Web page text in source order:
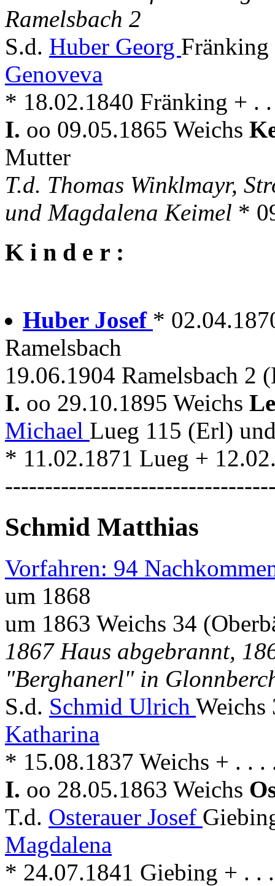
Ramelsbach 2
S.d. Huber Georg
Genoveva
* 18.02.1840 Fränking + .
I. oo 09.05.1865 Weichs
Mutter
T.d. Thomas Winklmayr,
und Magdalena Keimel *
K i n d e r :
Huber Josef *
Ramelsbach
19.06.1904 Ramelsbach 2
I. oo 29.10.1895 Weichs
Michael Lueg 115 (Erl)
* 11.02.1871 Lueg +
Schmid Matthias
Vorfahren: 94
um 1868
um 1863 Weichs 34
1867 Haus abgebrannt,
"Berghanerl" in
S.d. Schmid Ulrich
Katharina
* 15.08.1837 Weichs + . . .
I. oo 28.05.1863 Weichs
T.d. Osterauer Josef
Magdalena
* 24.07.1841 Giebing + . .